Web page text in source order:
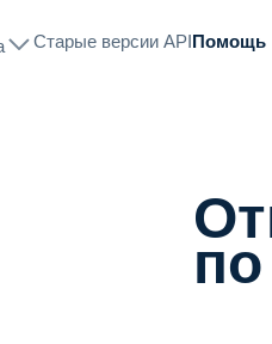
Старые версии APIПомощь